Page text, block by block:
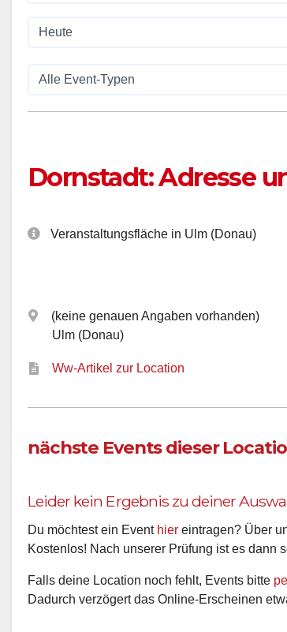
Dornstadt: Adresse
Veranstaltungsfläche in Ulm (Donau)
(keine genauen Angaben vorhanden)
Ulm (Donau)
Ww-Artikel zur Location
nächste Events dieser
Leider kein Ergebnis zu deiner
Du möchtest ein Event hier eintragen? Über
Kostenlos! Nach unserer Prüfung ist es dann
Falls deine Location noch fehlt, Events bitte
Dadurch verzögert das Online-Erscheinen